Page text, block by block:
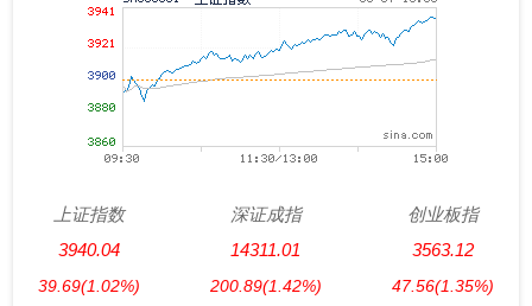
上证指数
3940.04
39.69(1.02%)
深证成指
14311.01
200.89(1.42%)
创业板指
3563.12
47.56(1.35%)